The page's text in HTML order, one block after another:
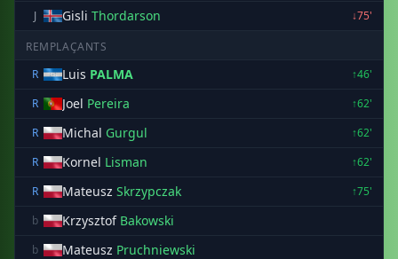
J
Gisli Thordarson ↓75'
REMPLAÇANTS
R
Luis PALMA
↑46'
R
Joel Pereira
↑62'
R
Michal Gurgul
↑62'
R
Kornel Lisman
↑62'
R
Mateusz Skrzypczak
↑75'
b
Krzysztof Bakowski
b Mateusz Pruchniewski